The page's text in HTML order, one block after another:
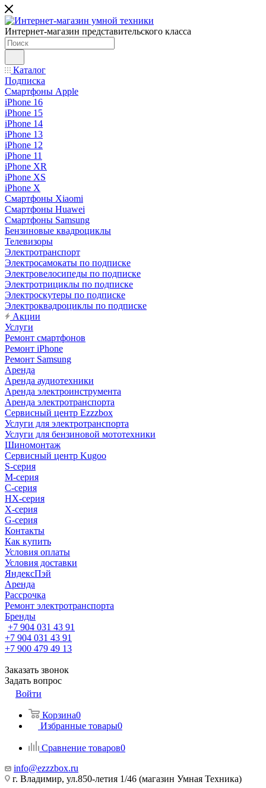
Интернет-магазин представительского класса
Каталог
Подписка
Смартфоны Apple
iPhone 16
iPhone 15
iPhone 14
iPhone 13
iPhone 12
iPhone 11
iPhone XR
iPhone XS
iPhone X
Смартфоны Xiaomi
Смартфоны Huawei
Смартфоны Samsung
Бензиновые квадроциклы
Телевизоры
Электротранспорт
Электросамокаты по подписке
Электровелосипеды по подписке
Электротрициклы по подписке
Электроскутеры по подписке
Электроквадроциклы по подписке
Акции
Услуги
Ремонт смартфонов
Ремонт iPhone
Ремонт Samsung
Аренда
Аренда аудиотехники
Аренда электроинструмента
Аренда электротранспорта
Сервисный центр Ezzzbox
Услуги для электротранспорта
Услуги для бензиновой мототехники
Шиномонтаж
Сервисный центр Kugoo
S-cерия
M-серия
С-серия
HX-серия
X-серия
G-серия
Контакты
Как купить
Условия оплаты
Условия доставки
ЯндексПэй
Аренда
Рассрочка
Ремонт электротранспорта
Бренды
+7 904 031 43 91
+7 904 031 43 91
+7 900 479 49 13
Заказать звонок
Задать вопрос
Войти
Корзина0
Избранные товары0
Сравнение товаров0
info@ezzzbox.ru
г. Владимир, ул.850-летия 1/46 (магазин Умная Техника)